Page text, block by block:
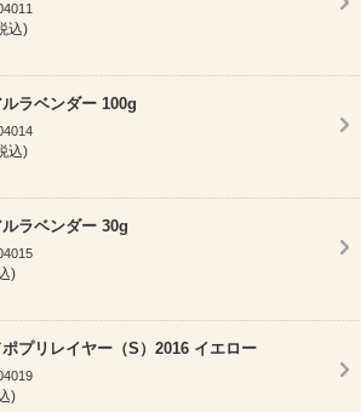
込)
ラベンダー 100g
込)
ラベンダー 30g
)
プリレイヤー（S）2016 イエロー
)